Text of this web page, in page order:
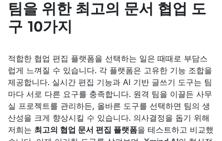
팀을 위한 최고의 문서 협업 도
구 10가지
적합한 협업 편집 플랫폼을 선택하는 일은 때때로 부담스
럽게 느껴질 수 있습니다. 각 플랫폼은 고유한 기능 조합을
제공합니다. 실시간 편집 기능과 AI 기반 글쓰기 도구는 팀
마다 서로 다른 요구를 충족합니다. 원격 팀을 이끌든 사무
실 프로젝트를 관리하든, 올바른 도구를 선택하면 팀의 생
산성을 크게 향상시킬 수 있습니다. 의사결정을 돕기 위해
저희는 최고의 협업 문서 편집 플랫폼을 테스트하고 비교했